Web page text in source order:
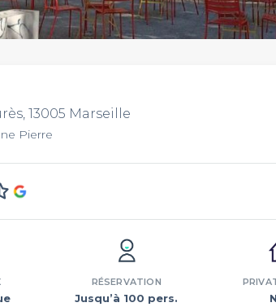
13005 Marseille
Pierre
RÉSERVATION
Jusqu’à 100 pers.